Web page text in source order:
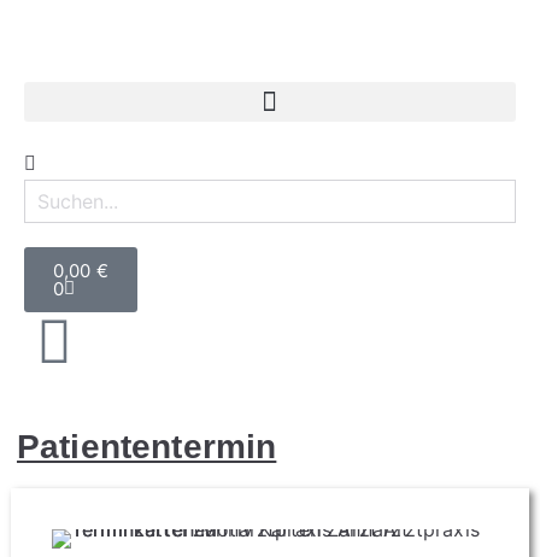
0,00 €
0
Patiententermin